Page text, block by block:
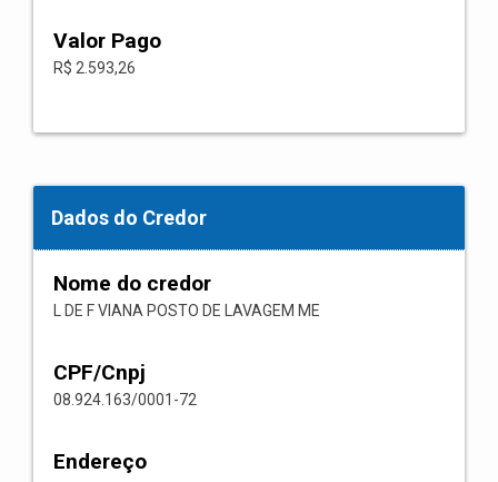
Valor Pago
R$ 2.593,26
Dados do Credor
Nome do credor
L DE F VIANA POSTO DE LAVAGEM ME
CPF/Cnpj
08.924.163/0001-72
Endereço